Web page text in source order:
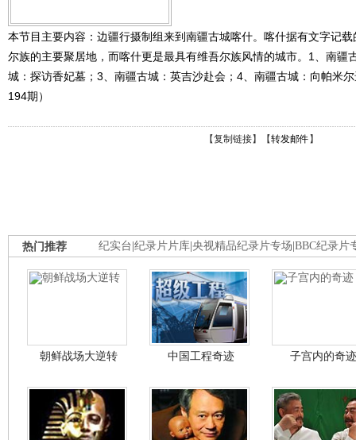
本节目主要内容：边疆行摄制组来到南疆古城喀什。喀什据有文字记
尔族的主要聚居地，而喀什更是最具有维吾尔族风情的城市。1、南疆
城：探访香妃墓；3、南疆古城：英吉沙赴会；4、南疆古城：向帕米
194期）
【复制链接】【转发邮件 】
纪实台 纪录片片库 央视精品纪录片专场 BBC纪录片
热门推荐
朝鲜战场大逆转 中国工程奇迹 子宫内的奇迹